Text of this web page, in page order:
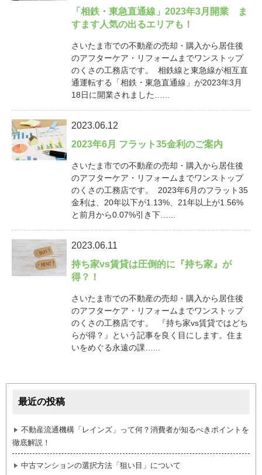
「相鉄・東急直通線」2023年3月開業 ま
すます人気の出るエリアも！
さいたま市での不動産の売却・購入から居住後
のアフターケア・リフォームまでワンストップ
のくさの工務店です。 相鉄線と東急線が相互直
通運転する「相鉄・東急直通線」が2023年3月
18日に開業されました…...
2023.06.12
2023年6月 フラット35金利のご案内
さいたま市での不動産の売却・購入から居住後
のアフターケア・リフォームまでワンストップ
のくさの工務店です。 2023年6月のフラット35
金利は、20年以下が1.13%、21年以上が1.56%
と前月から0.07%引き下…...
2023.06.11
持ち家vs賃貸は圧倒的に『持ち家』が
得？！
さいたま市での不動産の売却・購入から居住後
のアフターケア・リフォームまでワンストップ
のくさの工務店です。 『持ち家vs賃貸ではどち
らが得？』という記事を良く目にします。住ま
いをめぐる永遠の課…...
最近の投稿
不動産流通機構「レインズ」って何？消費者が知るべきポイントを
徹底解説！
中古マンションの選択方法「狙い目」について